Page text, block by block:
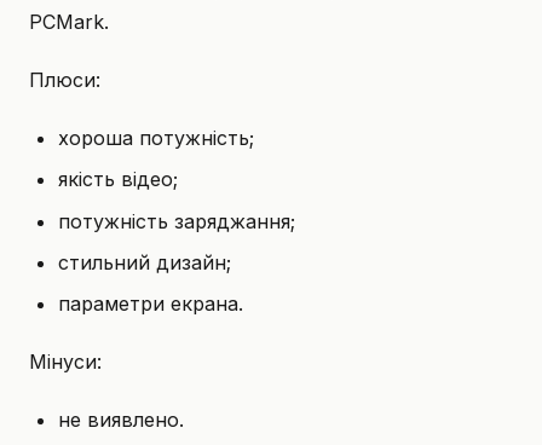
PCMark.
Плюси:
хороша потужність;
якість відео;
потужність заряджання;
стильний дизайн;
параметри екрана.
Мінуси:
не виявлено.